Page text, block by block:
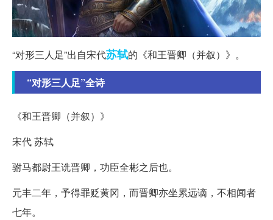
“对形三人足”出自宋代苏轼的《和王晋卿（并叙）》。
“对形三人足”全诗
《和王晋卿（并叙）》
宋代 苏轼
驸马都尉王诜晋卿，功臣全彬之后也。
元丰二年，予得罪贬黄冈，而晋卿亦坐累远谪，不相闻者
七年。